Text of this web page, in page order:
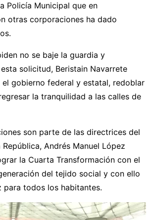
Policía Municipal que en
otras corporaciones ha dado
no se baje la guardia y
solicitud, Beristain Navarrete
gobierno federal y estatal, redoblar
la tranquilidad a las calles de
son parte de las directrices del
Andrés Manuel López
la Cuarta Transformación con el
del tejido social y con ello
para todos los habitantes.